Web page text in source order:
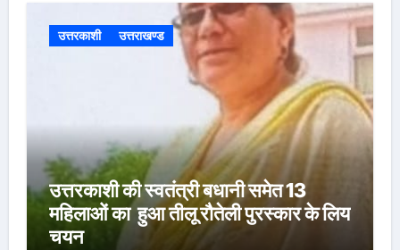
उत्तरकाशी उत्तराखण्ड
उत्तरकाशी की स्वतंत्री बधानी समेत 13
महिलाओं का हुआ तीलू रौतेली पुरस्कार के लिय
चयन